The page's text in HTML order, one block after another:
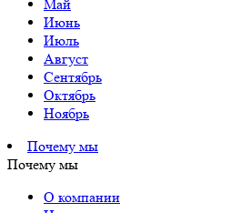
Май
Июнь
Июль
Август
Сентябрь
Октябрь
Ноябрь
Почему мы
Почему мы
О компании